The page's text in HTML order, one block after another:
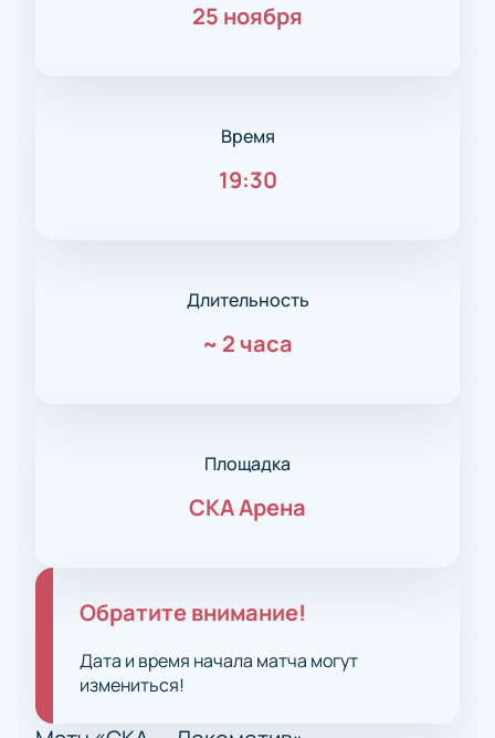
25 ноября
Время
19:30
Длительность
~ 2 часа
Площадка
СКА Арена
Обратите внимание!
Дата и время начала матча могут
измениться!